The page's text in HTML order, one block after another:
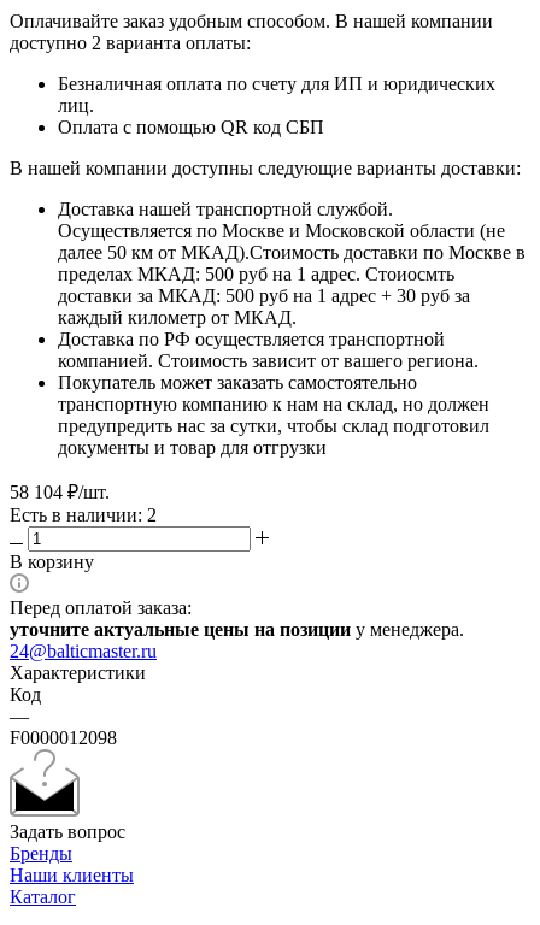
Оплачивайте заказ удобным способом. В нашей компании
доступно 2 варианта оплаты:
Безналичная оплата по счету для ИП и юридических
лиц.
Оплата с помощью QR код СБП
В нашей компании доступны следующие варианты доставки:
Доставка нашей транспортной службой.
Осуществляется по Москве и Московской области (не
далее 50 км от МКАД).Стоимость доставки по Москве в
пределах МКАД: 500 руб на 1 адрес. Стоиосмть
доставки за МКАД: 500 руб на 1 адрес + 30 руб за
каждый километр от МКАД.
Доставка по РФ осуществляется транспортной
компанией. Стоимость зависит от вашего региона.
Покупатель может заказать самостоятельно
транспортную компанию к нам на склад, но должен
предупредить нас за сутки, чтобы склад подготовил
документы и товар для отгрузки
58 104 ₽/шт.
Есть в наличии: 2
В корзину
Перед оплатой заказа:
уточните актуальные цены на позиции у менеджера.
24@balticmaster.ru
Характеристики
Код
—
F0000012098
Задать вопрос
Бренды
Наши клиенты
Каталог